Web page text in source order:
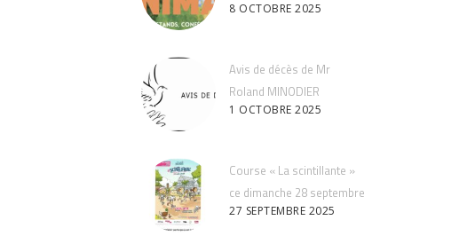
8 OCTOBRE 2025
Avis de décès de Mr
Roland MINODIER
1 OCTOBRE 2025
Course « La scintillante »
ce dimanche 28 septembre
27 SEPTEMBRE 2025